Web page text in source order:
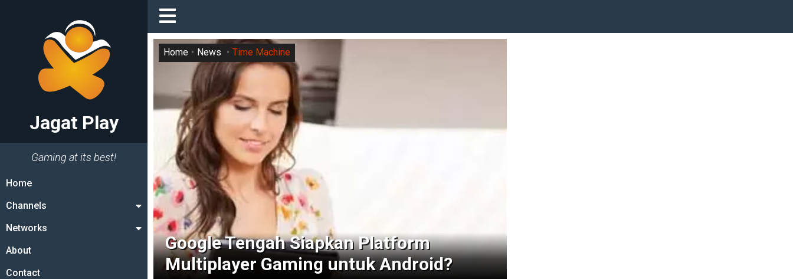
Jagat Play
Gaming at its best!
Home
Channels
Networks
About
Contact
Google Tengah Siapkan Platform
Multiplayer Gaming untuk Android?
Home News Time Machine